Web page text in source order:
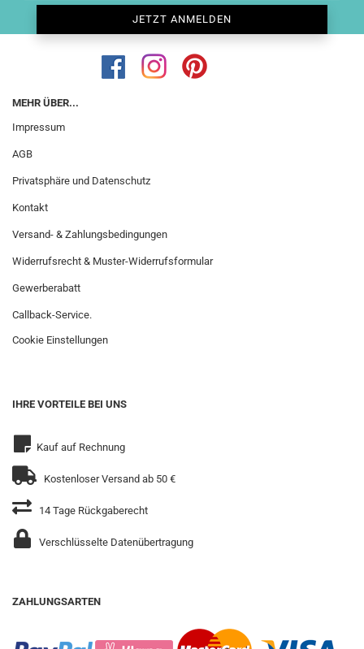
MEHR ÜBER...
Impressum
AGB
Privatsphäre und Datenschutz
Kontakt
Versand- & Zahlungsbedingungen
Widerrufsrecht & Muster-Widerrufsformular
Gewerberabatt
Callback-Service.
Cookie Einstellungen
IHRE VORTEILE BEI UNS
Kauf auf Rechnung
Kostenloser Versand ab 50 €
14 Tage Rückgaberecht
Verschlüsselte Datenübertragung
ZAHLUNGSARTEN